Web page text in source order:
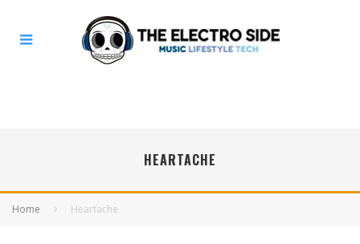
HEARTACHE
Home Heartache